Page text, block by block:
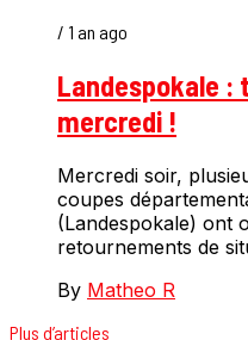
/ 1 an ago
Landespokale :
mercredi !
Mercredi soir,
coupes
(Landespokale) ont
retournements de
By Matheo R
Plus d’articles